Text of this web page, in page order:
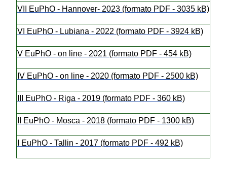
VII EuPhO - Hannover- 2023 (formato PDF - 3035 kB)
VI EuPhO - Lubiana - 2022 (formato PDF - 3924 kB)
V EuPhO - on line - 2021 (formato PDF - 454 kB)
IV EuPhO - on line - 2020 (formato PDF - 2500 kB)
III EuPhO - Riga - 2019 (formato PDF - 360 kB)
II EuPhO - Mosca - 2018 (formato PDF - 1300 kB)
I EuPhO - Tallin - 2017 (formato PDF - 492 kB)